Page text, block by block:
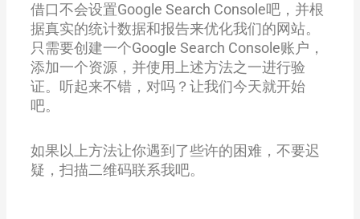
借口不会设置Google Search Console吧，并根
据真实的统计数据和报告来优化我们的网站。
只需要创建一个Google Search Console账户，
添加一个资源，并使用上述方法之一进行验
证。听起来不错，对吗？让我们今天就开始
吧。
如果以上方法让你遇到了些许的困难，不要迟
疑，扫描二维码联系我吧。